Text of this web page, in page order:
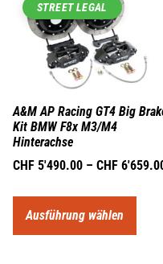
STREET LEGAL
A&M AP Racing GT4 Big
Kit BMW F8x M3/M4
Hinterachse
CHF 5'490.00 – CHF
Ausführung wählen